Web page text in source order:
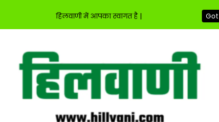
content
हिलवाणी में आपका स्वागत है |